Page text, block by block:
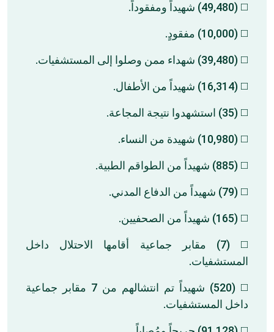
◻️ (49,480) شهيداً ومفقوداً.
◻️ (10,000) مفقودٍ.
◻️ (39,480) شهداء ممن وصلوا إلى المستشفيات.
◻️ (16,314) شهيداً من الأطفال.
◻️ (35) استشهدوا نتيجة المجاعة.
◻️ (10,980) شهيدة من النساء.
◻️ (885) شهيداً من الطواقم الطبية.
◻️ (79) شهيداً من الدفاع المدني.
◻️ (165) شهيداً من الصحفيين.
◻️ (7) مقابر جماعية أقامها الاحتلال داخل
المستشفيات.
◻️ (520) شهيداً تم انتشالهم من 7 مقابر جماعية
داخل المستشفيات.